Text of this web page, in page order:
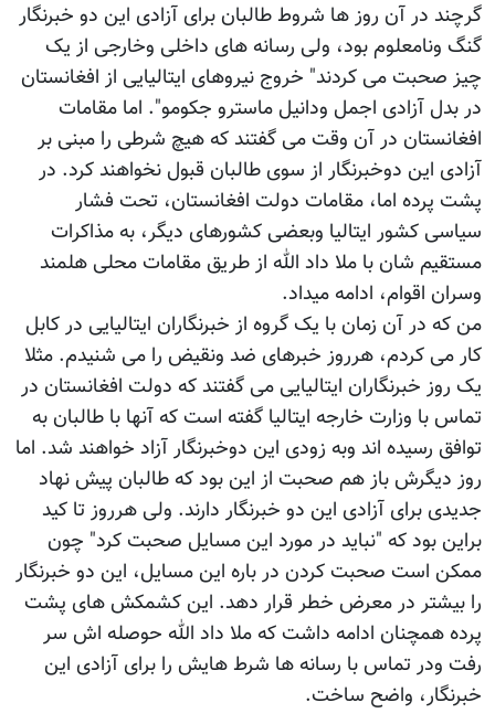
گرچند در آن روز ها شروط طالبان برای آزادی این دو خبرنگار
گنگ ونامعلوم بود، ولی رسانه های داخلی وخارجی از یک
چیز صحبت می کردند" خروج نیروهای ایتالیایی از افغانستان
در بدل آزادی اجمل ودانیل ماسترو جکومو". اما مقامات
افغانستان در آن وقت می گفتند که هیچ شرطی را مبنی بر
آزادی این دوخبرنگار از سوی طالبان قبول نخواهند کرد. در
پشت پرده اما، مقامات دولت افغانستان، تحت فشار
سیاسی کشور ایتالیا وبعضی کشورهای دیگر، به مذاکرات
مستقیم شان با ملا داد الله از طریق مقامات محلی هلمند
وسران اقوام، ادامه میداد.
من که در آن زمان با یک گروه از خبرنگاران ایتالیایی در کابل
کار می کردم، هرروز خبرهای ضد ونقیض را می شنیدم. مثلا
یک روز خبرنگاران ایتالیایی می گفتند که دولت افغانستان در
تماس با وزارت خارجه ایتالیا گفته است که آنها با طالبان به
توافق رسیده اند وبه زودی این دوخبرنگار آزاد خواهند شد. اما
روز دیگرش باز هم صحبت از این بود که طالبان پیش نهاد
جدیدی برای آزادی این دو خبرنگار دارند. ولی هرروز تا کید
براین بود که "نباید در مورد این مسایل صحبت کرد" چون
ممکن است صحبت کردن در باره این مسایل، این دو خبرنگار
را بیشتر در معرض خطر قرار دهد. این کشمکش های پشت
پرده همچنان ادامه داشت که ملا داد الله حوصله اش سر
رفت ودر تماس با رسانه ها شرط هایش را برای آزادی این
خبرنگار، واضح ساخت.